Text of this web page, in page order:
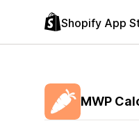
Shopify App
MWP